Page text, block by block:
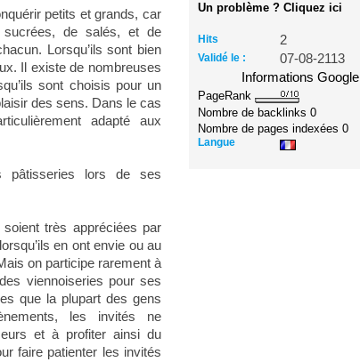
petits et grands, car
de salés, et de
Lorsqu’ils sont bien
Il existe de nombreuses
sont choisis pour un
des sens. Dans le cas
adapté aux
pâtisseries lors de ses
très appréciées par
en ont envie ou au
on participe rarement à
viennoiseries pour ses
que la plupart des gens
les invités ne
et à profiter ainsi du
faire patienter les invités
Un problème ? Cliquez ici
Hits 2
Validé le :
07-08-2113
Informations Google
PageRank
Nombre de backlinks0
Nombre de pages indexées0
Langue